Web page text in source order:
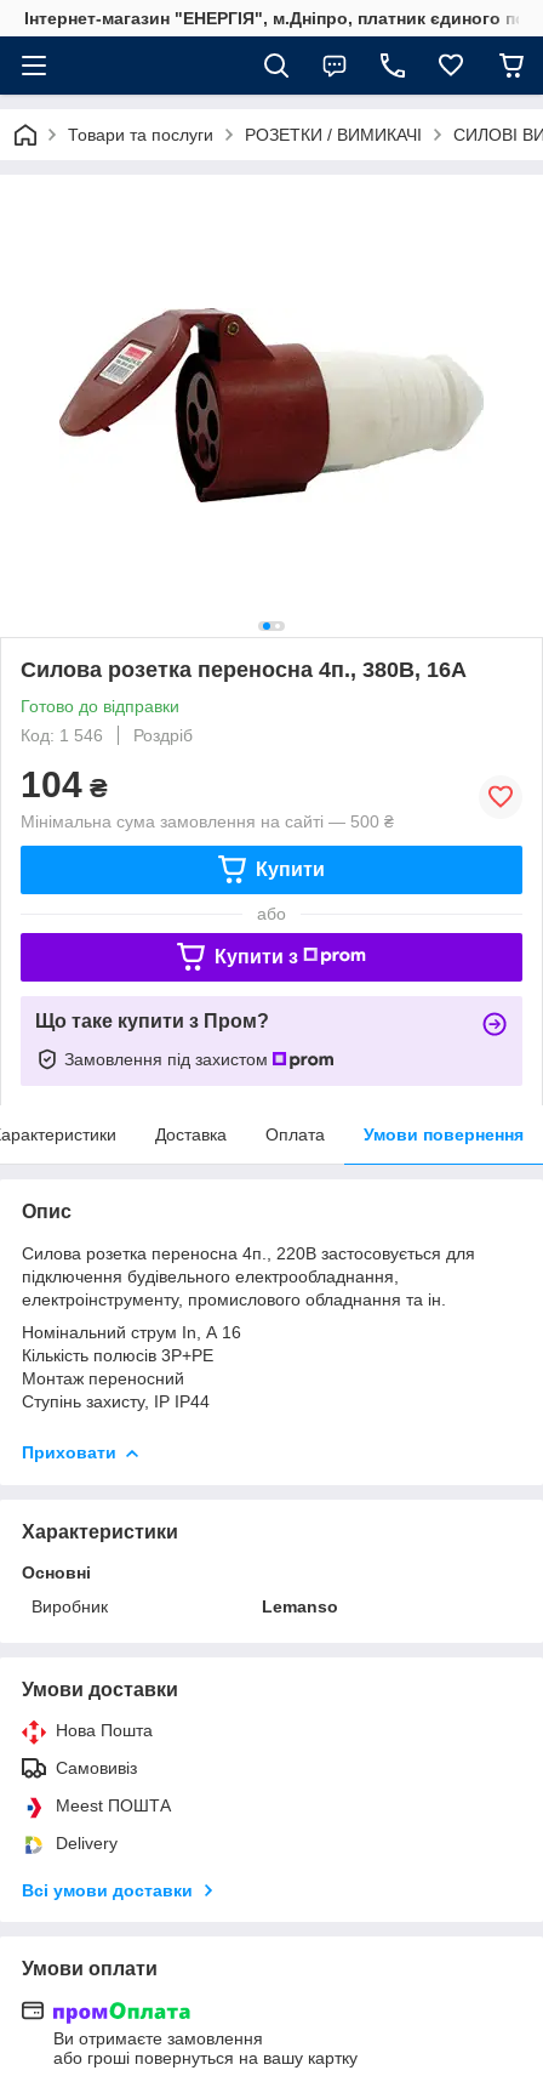
Інтернет-магазин "ЕНЕРГІЯ", м.Дніпро, платник єдиного
Товари та послуги РОЗЕТКИ / ВИМИКАЧІ СИЛОВІ
Силова розетка переносна 4п., 380В, 16А
Готово до відправки
Код: 1 546
Роздріб
104 ₴
Мінімальна сума замовлення на сайті — 500 ₴
Купити
або
Купити з
Що таке купити з Пром?
Замовлення під захистом
Доставка Оплата Умови повернення
Опис
Силова розетка переносна 4п., 220В застосовується для
підключення будівельного електрообладнання,
електроінструменту, промислового обладнання та ін.
Номінальний струм In, А 16
Кількість полюсів 3P+PE
Монтаж переносний
Ступінь захисту, IP IP44
Приховати
Характеристики
Основні
Виробник
Lemanso
Умови доставки
Нова Пошта
Самовивіз
Meest ПОШТА
Delivery
Всі умови доставки
Умови оплати
Ви отримаєте замовлення
або гроші повернуться на вашу картку